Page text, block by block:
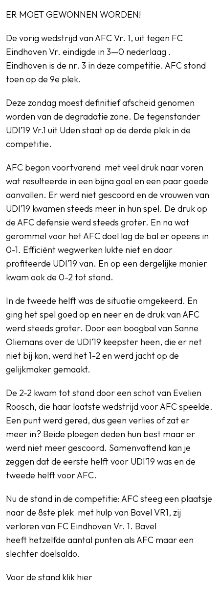
SPORTPARK GOED GENOEG
LIDMAATSCHAP
CONTACT
ER MOET GEWONNEN WORDEN!
De vorig wedstrijd van AFC Vr. 1, uit tegen FC
Eindhoven Vr. eindigde in 3—0 nederlaag .
Eindhoven is de nr. 3 in deze competitie. AFC stond
toen op de 9e plek.
Deze zondag moest definitief afscheid genomen
worden van de degradatie zone. De tegenstander
UDI’19 Vr.1 uit Uden staat op de derde plek in de
competitie.
AFC begon voortvarend met veel druk naar voren
wat resulteerde in een bijna goal en een paar goede
aanvallen. Er werd niet gescoord en de vrouwen van
UDI’19 kwamen steeds meer in hun spel. De druk op
de AFC defensie werd steeds groter. En na wat
gerommel voor het AFC doel lag de bal er opeens in
0-1. Efficiënt wegwerken lukte niet en daar
profiteerde UDI’19 van. En op een dergelijke manier
kwam ook de 0-2 tot stand.
In de tweede helft was de situatie omgekeerd. En
ging het spel goed op en neer en de druk van AFC
werd steeds groter. Door een boogbal van Sanne
Oliemans over de UDI’19 keepster heen, die er net
niet bij kon, werd het 1-2 en werd jacht op de
gelijkmaker gemaakt.
De 2-2 kwam tot stand door een schot van Evelien
Roosch, die haar laatste wedstrijd voor AFC speelde.
Een punt werd gered, dus geen verlies of zat er
meer in? Beide ploegen deden hun best maar er
werd niet meer gescoord. Samenvattend kan je
zeggen dat de eerste helft voor UDI’19 was en de
tweede helft voor AFC.
Nu de stand in de competitie: AFC steeg een plaatsje
naar de 8ste plek met hulp van Bavel VR1, zij
verloren van FC Eindhoven Vr. 1. Bavel
heeft hetzelfde aantal punten als AFC maar een
slechter doelsaldo.
Voor de stand klik hier